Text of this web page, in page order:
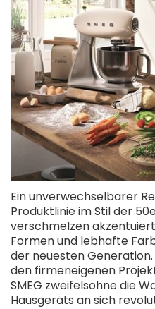
Ein unverwechselbarer
Produktlinie im Stil der
verschmelzen
Formen und lebhafte
der neuesten Generation.
den firmeneigenen
SMEG zweifelsohne die
Hausgeräts an sich